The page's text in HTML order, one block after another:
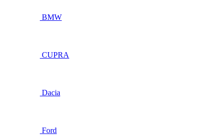
BMW
CUPRA
Dacia
Ford